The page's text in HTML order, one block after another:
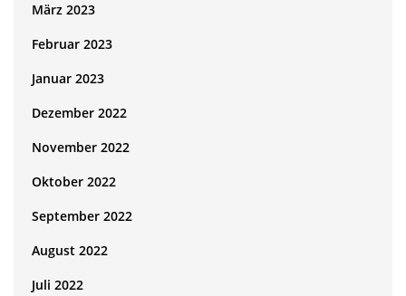
März 2023
Februar 2023
Januar 2023
Dezember 2022
November 2022
Oktober 2022
September 2022
August 2022
Juli 2022